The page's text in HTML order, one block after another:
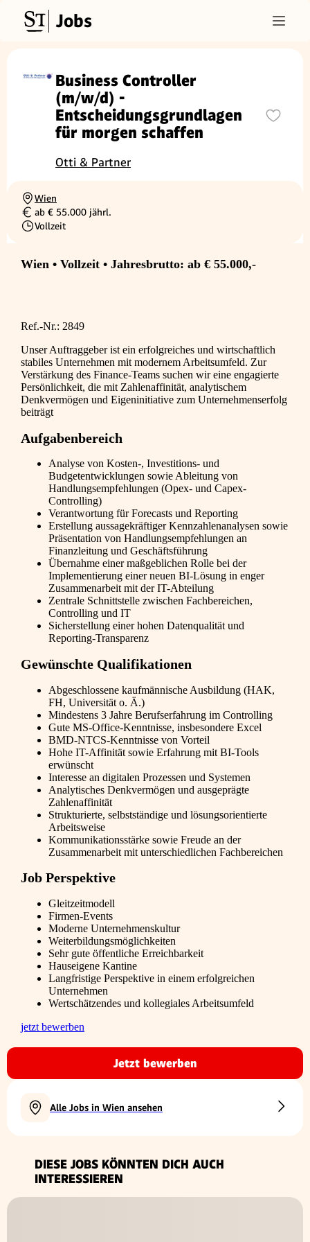
Jobs
Business Controller
(m/w/d) -
Entscheidungsgrundlagen
für morgen schaffen
Otti & Partner
Ortschaft
Wien
Gehalt
ab € 55.000 jährl.
Beschäftigungsart
Vollzeit
Wien • Vollzeit • Jahresbrutto: ab € 55.000,-
Ref.-Nr.: 2849
Unser Auftraggeber ist ein erfolgreiches und wirtschaftlich
stabiles Unternehmen mit modernem Arbeitsumfeld. Zur
Verstärkung des Finance-Teams suchen wir eine engagierte
Persönlichkeit, die mit Zahlenaffinität, analytischem
Denkvermögen und Eigeninitiative zum Unternehmenserfolg
beiträgt
Aufgabenbereich
Analyse von Kosten-, Investitions- und
Budgetentwicklungen sowie Ableitung von
Handlungsempfehlungen (Opex- und Capex-
Controlling)
Verantwortung für Forecasts und Reporting
Erstellung aussagekräftiger Kennzahlenanalysen sowie
Präsentation von Handlungsempfehlungen an
Finanzleitung und Geschäftsführung
Übernahme einer maßgeblichen Rolle bei der
Implementierung einer neuen BI-Lösung in enger
Zusammenarbeit mit der IT-Abteilung
Zentrale Schnittstelle zwischen Fachbereichen,
Controlling und IT
Sicherstellung einer hohen Datenqualität und
Reporting-Transparenz
Gewünschte Qualifikationen
Abgeschlossene kaufmännische Ausbildung (HAK,
FH, Universität o. Ä.)
Mindestens 3 Jahre Berufserfahrung im Controlling
Gute MS-Office-Kenntnisse, insbesondere Excel
BMD-NTCS-Kenntnisse von Vorteil
Hohe IT-Affinität sowie Erfahrung mit BI-Tools
erwünscht
Interesse an digitalen Prozessen und Systemen
Analytisches Denkvermögen und ausgeprägte
Zahlenaffinität
Strukturierte, selbstständige und lösungsorientierte
Arbeitsweise
Kommunikationsstärke sowie Freude an der
Zusammenarbeit mit unterschiedlichen Fachbereichen
Job Perspektive
Gleitzeitmodell
Firmen-Events
Moderne Unternehmenskultur
Weiterbildungsmöglichkeiten
Sehr gute öffentliche Erreichbarkeit
Hauseigene Kantine
Langfristige Perspektive in einem erfolgreichen
Unternehmen
Wertschätzendes und kollegiales Arbeitsumfeld
jetzt bewerben
Jetzt bewerben
Alle Jobs in Wien ansehen
DIESE JOBS KÖNNTEN DICH AUCH
INTERESSIEREN